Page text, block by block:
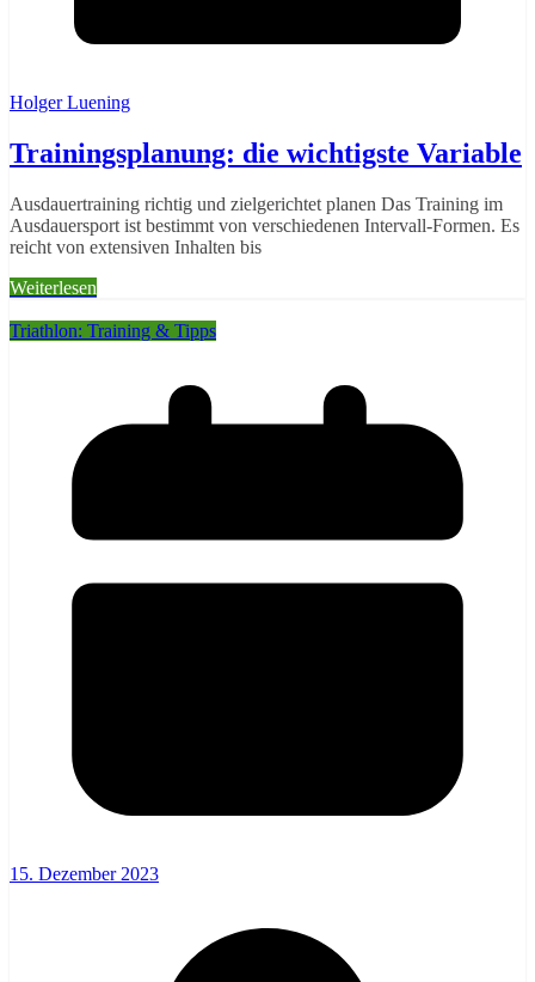
Holger Luening
Trainingsplanung: die wichtigste Variable
Ausdauertraining richtig und zielgerichtet planen Das Training im
Ausdauersport ist bestimmt von verschiedenen Intervall-Formen. Es
reicht von extensiven Inhalten bis
Weiterlesen
Triathlon: Training & Tipps
15. Dezember 2023